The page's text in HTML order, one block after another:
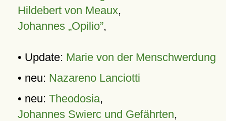
Hildebert von Meaux,
Johannes „Opilio”,
• Update: Marie von der Menschwerdung
• neu: Nazareno Lanciotti
• neu: Theodosia,
Johannes Swierc und Gefährten,